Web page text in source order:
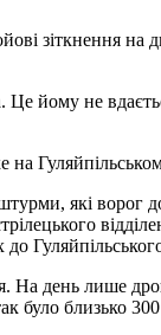
зіткнення
Це йому не
на
які ворог
день лише
було близько